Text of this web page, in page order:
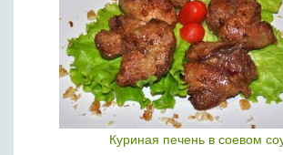
Куриная печень в соевом